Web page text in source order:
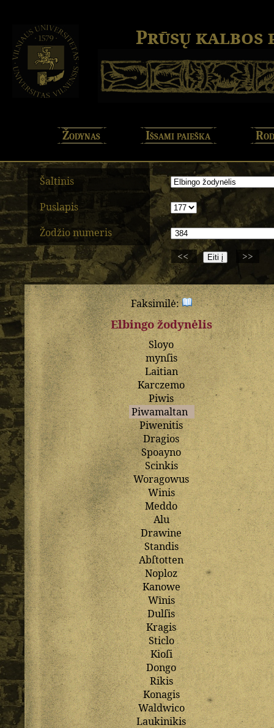
Prūsų kalbos
Žodynas Išsami paieška
Šaltinis
Puslapis
Žodžio numeris
<<
>>
Faksimilė:
Elbingo žodynėlis
Sloyo
mynſis
Laitian
Karczemo
Piwis
Piwamaltan
Piwenitis
Dragios
Spoayno
Scinkis
Woragowus
Winis
Meddo
Alu
Drawine
Standis
Abſtotten
Noploz
Kanowe
Wȋnis
Dulſis
Kragis
Sticlo
Kioſi
Dongo
Rikis
Konagis
Waldwico
Laukinikis